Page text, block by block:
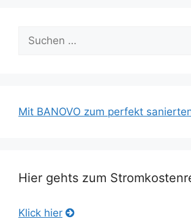
nach:
Mit BANOVO zum perfekt
Hier gehts zum
Klick hier